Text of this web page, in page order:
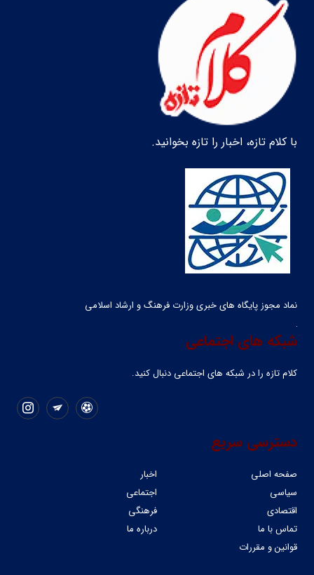
با کلام تازه، اخبار را تازه بخوانید.
نماد مجوز پایگاه های خبری وزارت فرهنگ و ارشاد اسلامی
شبکه های اجتماعی
کلام تازه را در شبکه ‌های اجتماعی دنبال کنید.
دسترسی سریع
صفحه اصلی
اخبار
سیاسی
اجتماعی
اقتصادی
فرهنگی
تماس با ما
درباره ما
قوانین و مقررات